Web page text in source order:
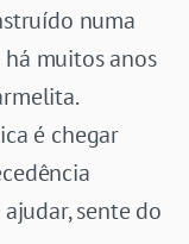
numa
muitos anos
é chegar
sente do